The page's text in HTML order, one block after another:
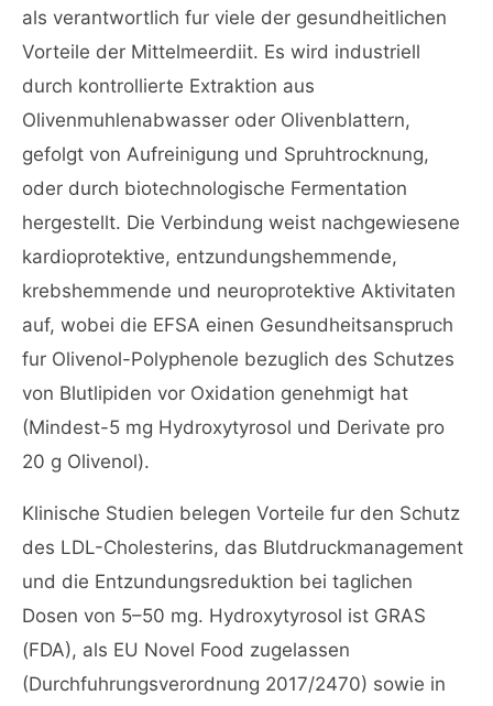
als verantwortlich fur viele der gesundheitlichen
Vorteile der Mittelmeerdiit. Es wird industriell
durch kontrollierte Extraktion aus
Olivenmuhlenabwasser oder Olivenblattern,
gefolgt von Aufreinigung und Spruhtrocknung,
oder durch biotechnologische Fermentation
hergestellt. Die Verbindung weist nachgewiesene
kardioprotektive, entzundungshemmende,
krebshemmende und neuroprotektive Aktivitaten
auf, wobei die EFSA einen Gesundheitsanspruch
fur Olivenol-Polyphenole bezuglich des Schutzes
von Blutlipiden vor Oxidation genehmigt hat
(Mindest-5 mg Hydroxytyrosol und Derivate pro
20 g Olivenol).
Klinische Studien belegen Vorteile fur den Schutz
des LDL-Cholesterins, das Blutdruckmanagement
und die Entzundungsreduktion bei taglichen
Dosen von 5–50 mg. Hydroxytyrosol ist GRAS
(FDA), als EU Novel Food zugelassen
(Durchfuhrungsverordnung 2017/2470) sowie in